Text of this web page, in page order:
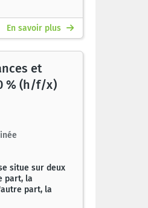
En savoir plus
et
% (h/f/x)
situe sur deux
part, la
part, la